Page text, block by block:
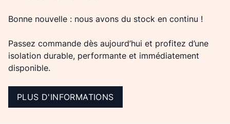
Bonne nouvelle : nous avons du stock en continu !
Passez commande dès aujourd’hui et profitez d’une
isolation durable, performante et immédiatement
disponible.
PLUS D'INFORMATIONS